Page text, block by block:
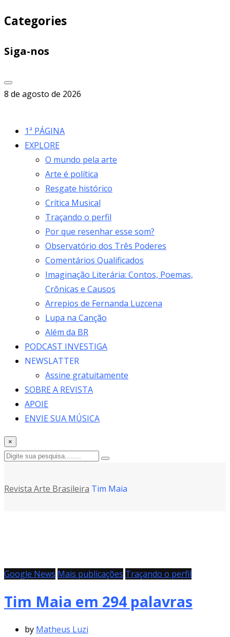
Categories
Siga-nos
8 de agosto de 2026
1ª PÁGINA
EXPLORE
O mundo pela arte
Arte é política
Resgate histórico
Crítica Musical
Traçando o perfil
Por que resenhar esse som?
Observatório dos Três Poderes
Comentários Qualificados
Imaginação Literária: Contos, Poemas,
Crônicas e Causos
Arrepios de Fernanda Luzcena
Lupa na Canção
Além da BR
PODCAST INVESTIGA
NEWSLATTER
Assine gratuitamente
SOBRE A REVISTA
APOIE
ENVIE SUA MÚSICA
×
Revista Arte Brasileira Tim Maia
Google News Mais publicações Traçando o perfil
Tim Maia em 294 palavras
by Matheus Luzi